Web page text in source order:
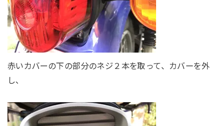
赤いカバーの下の部分のネジ２本を取って、カバーを外
し、